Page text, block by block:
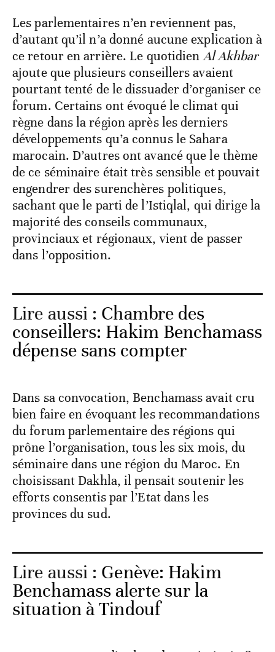
Les parlementaires n’en reviennent pas,
d’autant qu’il n’a donné aucune explication à
ce retour en arrière. Le quotidienAl Akhbar
ajoute que plusieurs conseillers avaient
pourtant tenté de le dissuader d’organiser ce
forum. Certains ont évoqué le climat qui
règne dans la région après les derniers
développements qu’a connus le Sahara
marocain. D’autres ont avancé que le thème
de ce séminaire était très sensible et pouvait
engendrer des surenchères politiques,
sachant que le parti de l’Istiqlal, qui dirige la
majorité des conseils communaux,
provinciaux et régionaux, vient de passer
dans l’opposition.
Lire aussi : Chambre des
conseillers: Hakim Benchamass
dépense sans compter
Dans sa convocation, Benchamass avait cru
bien faire en évoquant les recommandations
du forum parlementaire des régions qui
prône l’organisation, tous les six mois, du
séminaire dans une région du Maroc. En
choisissant Dakhla, il pensait soutenir les
efforts consentis par l’Etat dans les
provinces du sud.
Lire aussi : Genève: Hakim
Benchamass alerte sur la
situation à Tindouf